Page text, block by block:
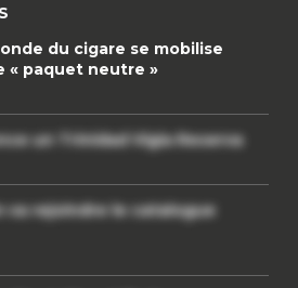
du cigare se mobilise
« paquet neutre »
un Trinidad Vigia Reserva
va rejoindre le catalogue